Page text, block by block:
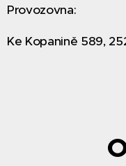
Provozovna:
Ke Kopanině 589,